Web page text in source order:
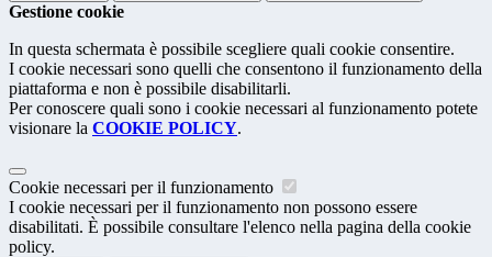
Gestione cookie
In questa schermata è possibile scegliere quali cookie consentire.
I cookie necessari sono quelli che consentono il funzionamento della
piattaforma e non è possibile disabilitarli.
Per conoscere quali sono i cookie necessari al funzionamento potete
visionare la COOKIE POLICY.
Cookie necessari per il funzionamento
I cookie necessari per il funzionamento non possono essere
disabilitati. È possibile consultare l'elenco nella pagina della cookie
policy.